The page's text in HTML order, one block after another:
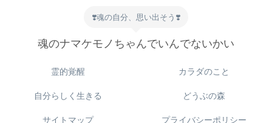
❣️魂の自分、思い出そう❣️
魂のナマケモノちゃんでいんでないかい
霊的覚醒 カラダのこと
自分らしく生きる どうぶの森
サイトマップ プライバシーポリシー